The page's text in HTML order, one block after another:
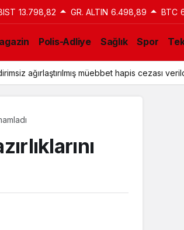
13.798,82 GR. ALTIN 6.498,89 BTC
Polis-Adliye Sağlık Spor
Davasında Yeni Gelişme